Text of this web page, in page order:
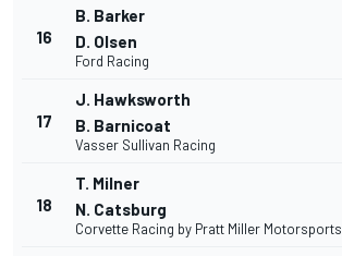
16
B. Barker
D. Olsen
Ford Racing
17
J. Hawksworth
B. Barnicoat
Vasser Sullivan Racing
18
T. Milner
N. Catsburg
Corvette Racing by Pratt Miller Motorsports